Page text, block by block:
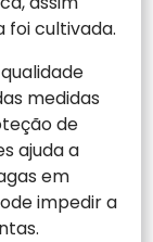
foi cultivada.
medidas
de
ajuda a
em
impedir a